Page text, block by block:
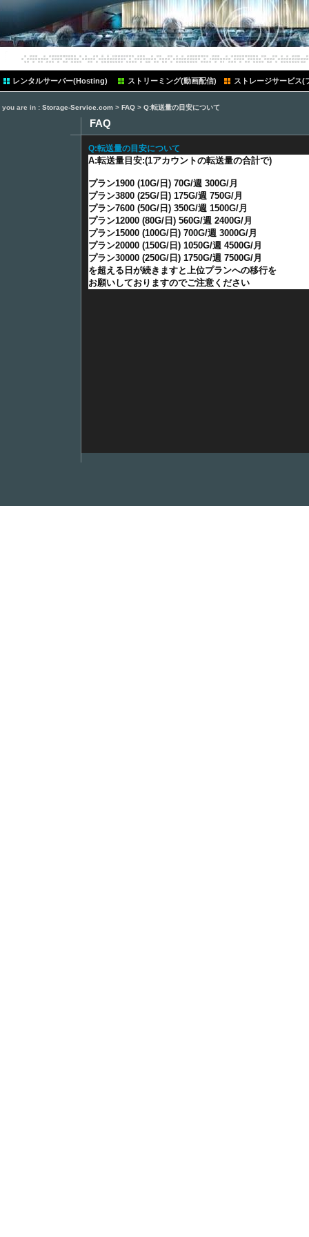
レンタルサーバー(Hosting) ストリーミング(動画配信) ストレージサービス(
you are in : Storage-Service.com > FAQ > Q:転送量の目安について
FAQ
Q:転送量の目安について
A:転送量目安:(1アカウントの転送量の合計で)
プラン1900 (10G/日) 70G/週 300G/月
プラン3800 (25G/日) 175G/週 750G/月
プラン7600 (50G/日) 350G/週 1500G/月
プラン12000 (80G/日) 560G/週 2400G/月
プラン15000 (100G/日) 700G/週 3000G/月
プラン20000 (150G/日) 1050G/週 4500G/月
プラン30000 (250G/日) 1750G/週 7500G/月
を超える日が続きますと上位プランへの移行を
お願いしておりますのでご注意ください